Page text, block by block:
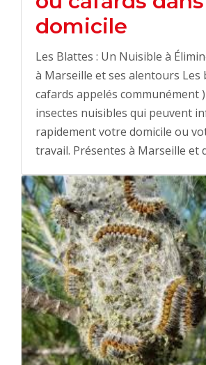
domicile
Les Blattes : Un Nuisible à
à Marseille et ses alentours Les
cafards appelés communément
insectes nuisibles qui peuvent
rapidement votre domicile ou
travail. Présentes à Marseille et